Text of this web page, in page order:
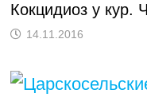
Кокцидиоз у кур.
14.11.2016